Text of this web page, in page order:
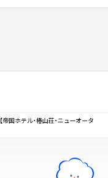
国ホテル・椿山荘・ニューオータ